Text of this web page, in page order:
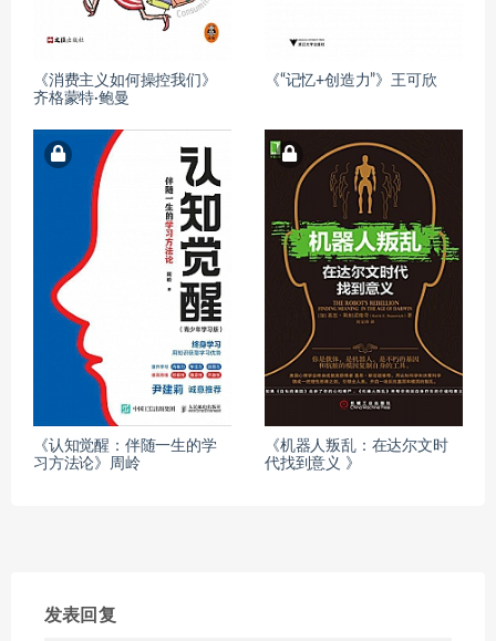
《消费主义如何操控我们》
齐格蒙特·鲍曼
《“记忆+创造力”》王可欣
《认知觉醒：伴随一生的学
习方法论》周岭
《机器人叛乱：在达尔文时
代找到意义 》
发表回复